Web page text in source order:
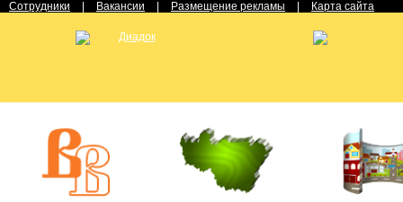
Сотрудники Вакансии Размещение рекламы Карта сайта